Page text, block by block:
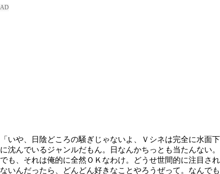
「いや、日陰どころの騒ぎじゃないよ、Ｖシネは完全に水面下
に沈んでいるジャンルだもん。日なんかちっとも当たんない。
でも、それは俺的に全然ＯＫなわけ。どうせ世間的に注目され
ないんだったら、どんどん好きなことやろうぜって。なんでも